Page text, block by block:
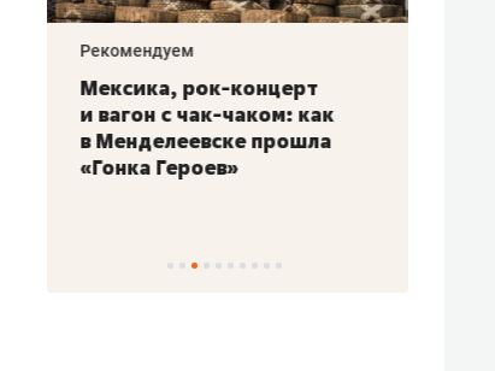
Рекомендуем
Мексика, рок-концерт
и вагон с чак-чаком: как
в Менделеевске прошла
«Гонка Героев»